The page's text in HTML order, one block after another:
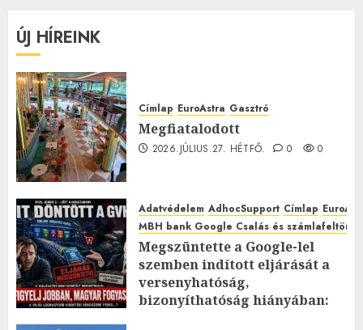
ÚJ HÍREINK
Címlap EuroAstra Gasztró
Megfiatalodott
2026.JÚLIUS.27. HÉTFŐ. 0 0
Adatvédelem AdhocSupport Címlap
MBH bank Google Csalás és
Megszüntette a Google-lel
szemben indított eljárását a
versenyhatóság,
bizonyíthatóság hiányában: